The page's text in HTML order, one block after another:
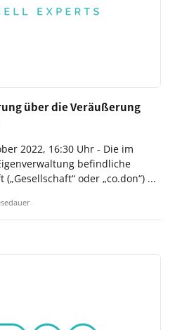
über die Veräußerung
2022, 16:30 Uhr - Die im
befindliche
oder „co.don“) ...